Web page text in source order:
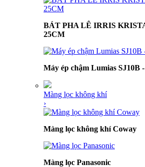
BÁT PHA LÊ IRRIS
25CM
Máy ép chậm Lumias SJ10B
Màng lọc không khí
›
Màng lọc không khí Coway
Màng lọc Panasonic